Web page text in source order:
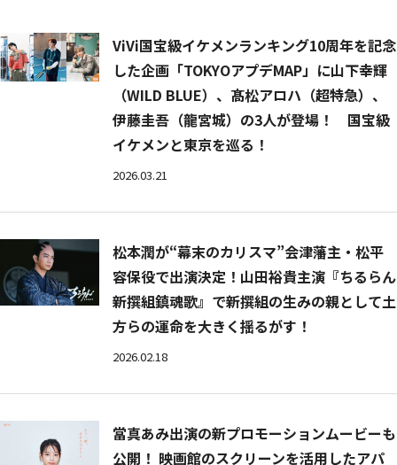
ViVi国宝級イケメンランキング10周年を記念
した企画「TOKYOアプデMAP」に山下幸輝
（WILD BLUE）、髙松アロハ（超特急）、
伊藤圭吾（龍宮城）の3人が登場！ 国宝級
イケメンと東京を巡る！
2026.03.21
松本潤が“幕末のカリスマ”会津藩主・松平
容保役で出演決定！山田裕貴主演『ちるらん
新撰組鎮魂歌』で新撰組の生みの親として土
方らの運命を大きく揺るがす！
2026.02.18
當真あみ出演の新プロモーションムービーも
公開！ 映画館のスクリーンを活用したアパ